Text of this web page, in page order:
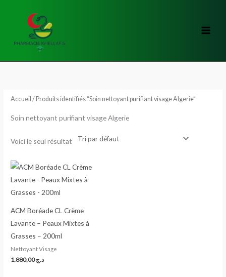
Accueil / Produits identifiés “Soin nettoyant purifiant visage Algerie”
Soin nettoyant purifiant visage Algerie
Voici le seul résultat
ACM Boréade CL Crème
Lavante – Peaux Mixtes à
Grasses – 200ml
Nettoyant Visage
د.ج1.880,00